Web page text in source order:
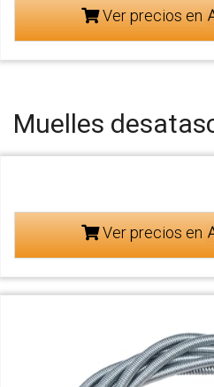
Ver precios en
Muelles
Ver precios en